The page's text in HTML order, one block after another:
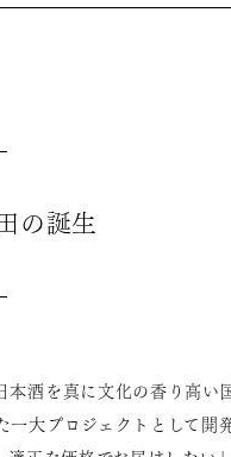
の誕生
酒を真に文化の香り高い
大プロジェクトとして開